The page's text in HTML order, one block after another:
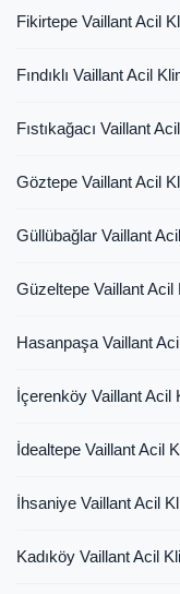
Fikirtepe Vaillant Acil
Fındıklı Vaillant Acil
Fıstıkağacı Vaillant
Göztepe Vaillant Acil
Güllübağlar Vaillant
Güzeltepe Vaillant
Hasanpaşa Vaillant
İçerenköy Vaillant Acil
İdealtepe Vaillant Acil
İhsaniye Vaillant Acil
Kadıköy Vaillant Acil